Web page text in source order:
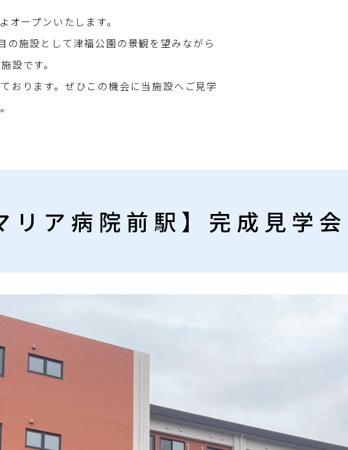
ープンいたします。
施設として津福公園の景観を望みながら
設です。
おります。ぜひこの機会に当施設へご見学
リア病院前駅】完成見学